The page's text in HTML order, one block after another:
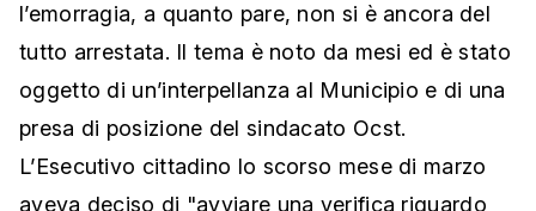
l’emorragia, a quanto pare, non si è ancora del
tutto arrestata. Il tema è noto da mesi ed è stato
oggetto di un’interpellanza al Municipio e di una
presa di posizione del sindacato Ocst.
L’Esecutivo cittadino lo scorso mese di marzo
aveva deciso di "avviare una verifica riguardo